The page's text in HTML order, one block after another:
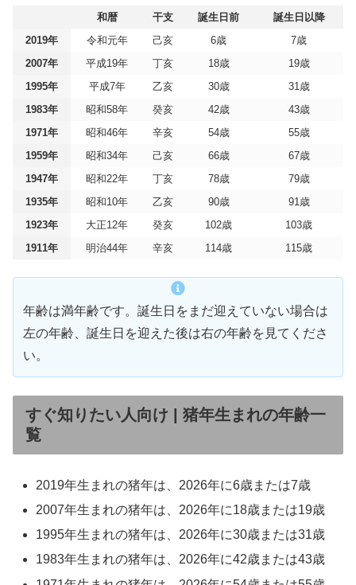
和暦 干支 誕生日前
誕生日以降
2019年
令和元年 己亥 6歳
7歳
2007年
平成19年 丁亥 18歳
19歳
1995年
平成7年 乙亥 30歳
31歳
1983年
昭和58年 癸亥 42歳
43歳
1971年
昭和46年 辛亥 54歳
55歳
1959年
昭和34年 己亥 66歳
67歳
1947年
昭和22年 丁亥 78歳
79歳
1935年
昭和10年 乙亥 90歳
91歳
1923年
大正12年 癸亥 102歳
103歳
1911年
明治44年 辛亥 114歳 115歳
年齢は満年齢です。誕生日をまだ迎えていない場合は
左の年齢、誕生日を迎えた後は右の年齢を見てくださ
い。
すぐ知りたい人向け | 猪年生まれの年齢一
覧
2019年生まれの猪年は、2026年に6歳または7歳
2007年生まれの猪年は、2026年に18歳または19歳
1995年生まれの猪年は、2026年に30歳または31歳
1983年生まれの猪年は、2026年に42歳または43歳